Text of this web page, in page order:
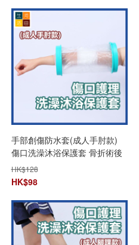
手部創傷防水套(成人手肘款)
傷口洗澡沐浴保護套 骨折術後
護理套 防濕水套
HK$128
HK$98